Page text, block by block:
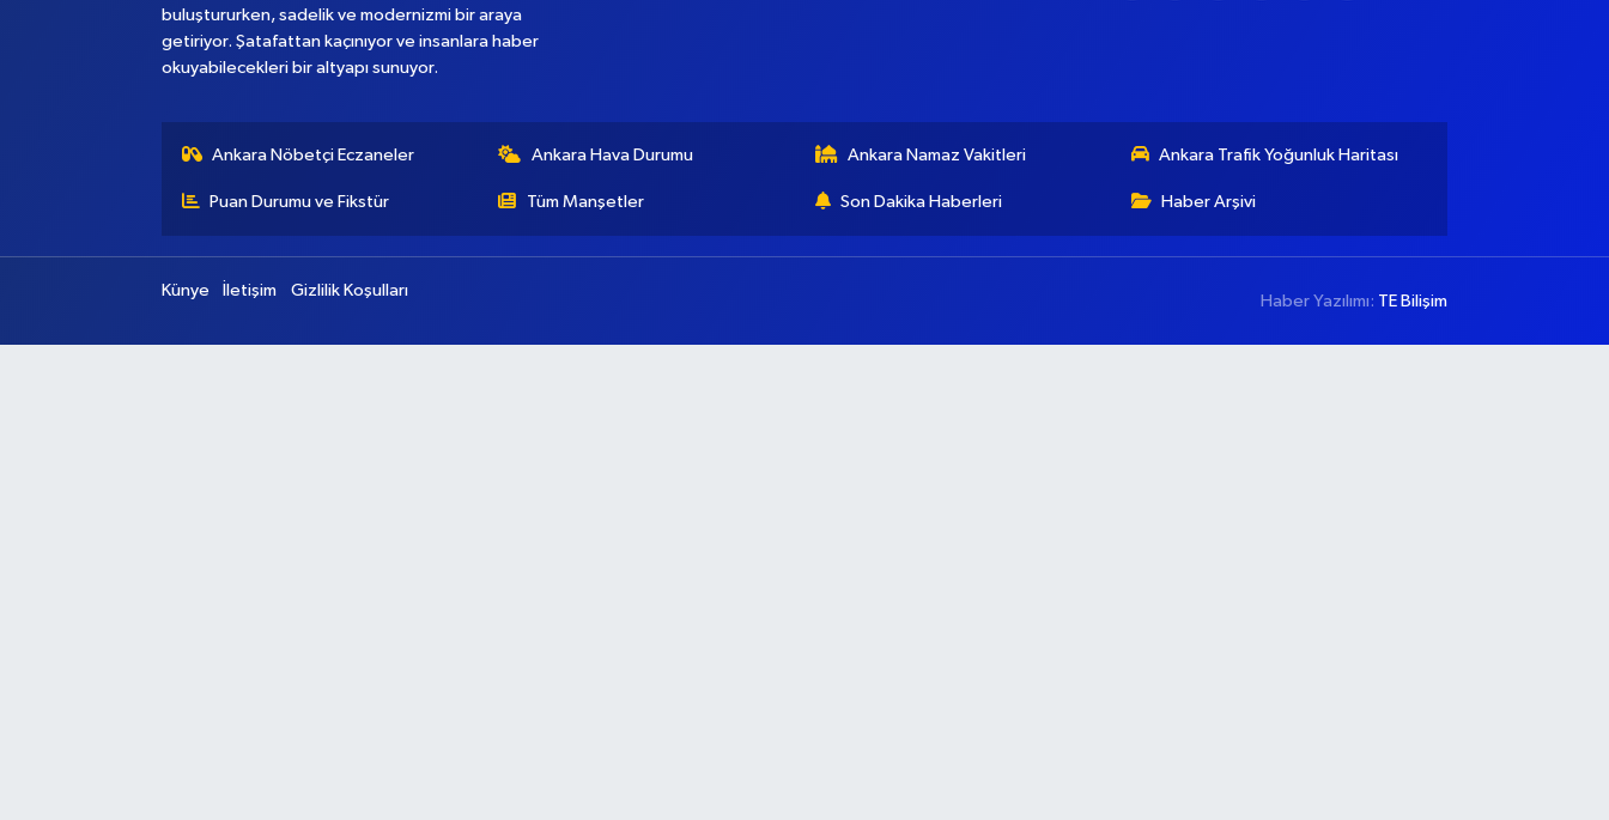
buluştururken, sadelik ve modernizmi bir araya
getiriyor. Şatafattan kaçınıyor ve insanlara haber
okuyabilecekleri bir altyapı sunuyor.
Ankara Nöbetçi Eczaneler Ankara Hava Durumu Ankara Namaz Vakitleri Ankara Trafik Yoğunluk Haritası
Puan Durumu ve Fikstür Tüm Manşetler Son Dakika Haberleri Haber Arşivi
Künye İletişim Gizlilik Koşulları
Haber Yazılımı: TE Bilişim